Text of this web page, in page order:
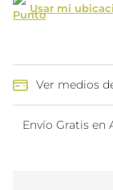
Usar mi
Ver medios
Envío Gratis en